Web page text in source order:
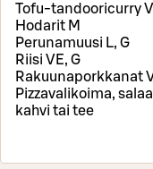
Tofu-tandooricurry
Hodarit M
Perunamuusi L, G
Riisi VE, G
Rakuunaporkkanat
Pizzavalikoima,
kahvi tai tee